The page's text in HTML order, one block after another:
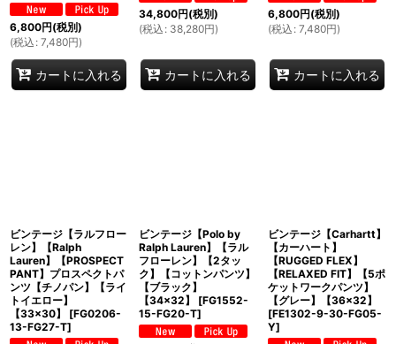
6,800円(税別)
(税込 : 7,480円)
カートに入れる
34,800円(税別)
(税込 : 38,280円)
カートに入れる
6,800円(税別)
(税込 : 7,480円)
カートに入れる
ビンテージ【ラルフロー
レン】【Ralph
Lauren】【PROSPECT
PANT】プロスペクトパ
ンツ【チノパン】【ライ
トイエロー】
【33×30】
[FG0206-
13-FG27-T]
ビンテージ【Polo by
Ralph Lauren】【ラル
フローレン】【2タッ
ク】【コットンパンツ】
【ブラック】
【34×32】
[FG1552-
15-FG20-T]
ビンテージ【Carhartt】
【カーハート】
【RUGGED FLEX】
【RELAXED FIT】【5ポ
ケットワークパンツ】
【グレー】【36×32】
[FE1302-9-30-FG05-
Y]